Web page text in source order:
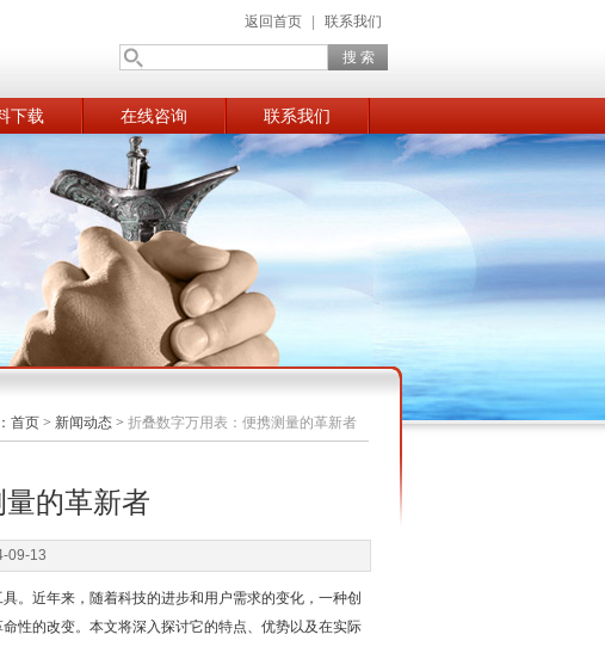
返回首页 联系我们
下载 在线咨询 联系我们
首页 > 新闻动态 > 折叠数字万用表：便携测量的革新者
的革新者
09-13
。近年来，随着科技的进步和用户需求的变化，一种创
性的改变。本文将深入探讨它的特点、优势以及在实际